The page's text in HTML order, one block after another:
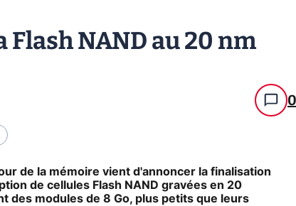
NAND au 20 nm
0
de la mémoire vient d'annoncer la finalisation
de cellules Flash NAND gravées en 20
des modules de 8 Go, plus petits que leurs